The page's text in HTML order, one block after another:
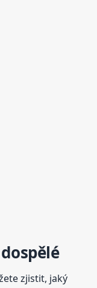
zjistit, jaký